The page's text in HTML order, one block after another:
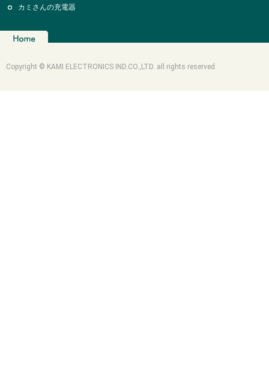
カミさんの充電器
Copyright © KAMI ELECTRONICS IND.CO.,LTD. all rights reserved.